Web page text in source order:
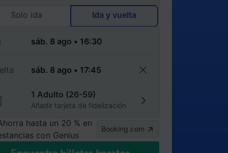
Solo ida Ida y vuelta
1 Adulto (26-59)
Añadir tarjeta de fidelización
hasta un 20 % en
con Genius
Booking.com